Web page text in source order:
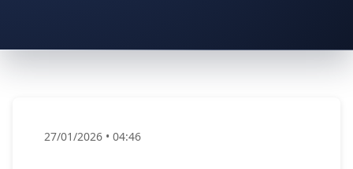
27/01/2026 • 04:46